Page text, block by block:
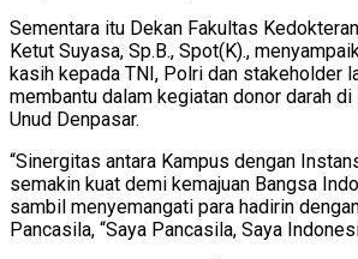
Sementara itu Dekan Fakultas
Ketut Suyasa, Sp.B., Spot(K).,
kasih kepada TNI, Polri dan stakeholder
membantu dalam kegiatan donor darah
Unud Denpasar.
“Sinergitas antara Kampus dengan
semakin kuat demi kemajuan Bangsa
sambil menyemangati para hadirin
Pancasila, “Saya Pancasila, Saya